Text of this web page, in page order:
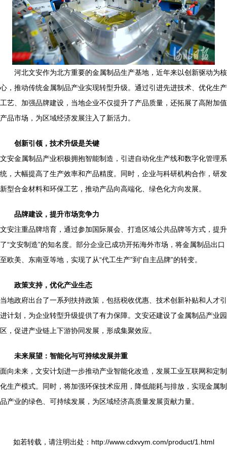
河北文安作为北方重要的金属制品生产基地，近年来以创新驱动为核
心，推动传统金属制品产业实现转型升级。通过引进先进技术、优化生产
工艺、加强品牌建设，当地企业不仅提升了产品质量，还拓展了高附加值
产品市场，为区域经济发展注入了新活力。
创新引领，技术升级是关键
文安金属制品产业积极拥抱智能制造，引进自动化生产线和数字化管理系
统，大幅提高了生产效率和产品精度。同时，企业与科研机构合作，研发
新型合金材料和环保工艺，推动产品向高端化、绿色化方向发展。
品牌建设，提升市场竞争力
文安注重品牌培育，通过参加国际展会、打造区域公共品牌等方式，提升
了“文安制造”的知名度。部分企业已成功开拓海外市场，将金属制品出口
至欧美、东南亚等地，实现了从“代工生产”到“自主品牌”的转变。
政策支持，优化产业生态
当地政府出台了一系列扶持政策，包括税收优惠、技术创新补贴和人才引
进计划，为企业转型升级提供了有力保障。文安还建设了金属制品产业园
区，促进产业链上下游协同发展，形成集聚效应。
未来展望：智能化与可持续发展并重
面向未来，文安计划进一步推动产业智能化改造，发展工业互联网和定制
化生产模式。同时，将加强环保技术应用，降低能耗与排放，实现金属制
品产业的绿色、可持续发展，为区域经济高质量发展贡献力量。
如若转载，请注明出处：http://www.cdxvym.com/product/1.html